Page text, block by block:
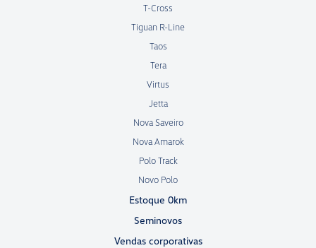
T-Cross
Tiguan R-Line
Taos
Tera
Virtus
Jetta
Nova Saveiro
Nova Amarok
Polo Track
Novo Polo
Estoque 0km
Seminovos
Vendas corporativas